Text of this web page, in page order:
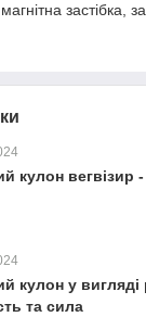
застібка,
кулон вегвізир
кулон у
та сила